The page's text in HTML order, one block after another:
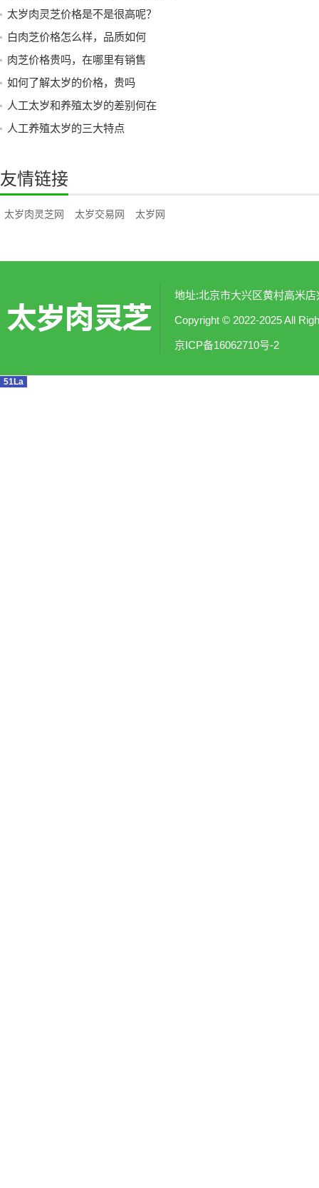
太岁肉灵芝价格是不是很高呢？
白肉芝价格怎么样，品质如何
肉芝价格贵吗，在哪里有销售
如何了解太岁的价格，贵吗
人工太岁和养殖太岁的差别何在
人工养殖太岁的三大特点
友情链接
太岁肉灵芝网 太岁交易网 太岁网
地址:北京市大兴区黄村高米
Copyright © 2022-2025 All
京ICP备16062710号-2
51La